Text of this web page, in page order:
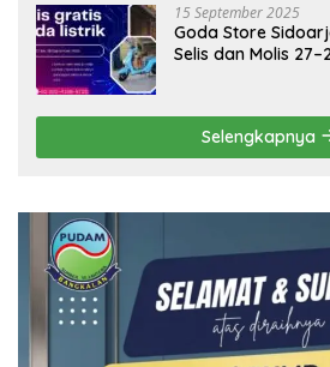
15 September 2025
Goda Store
Selis dan Molis
Selengkapnya